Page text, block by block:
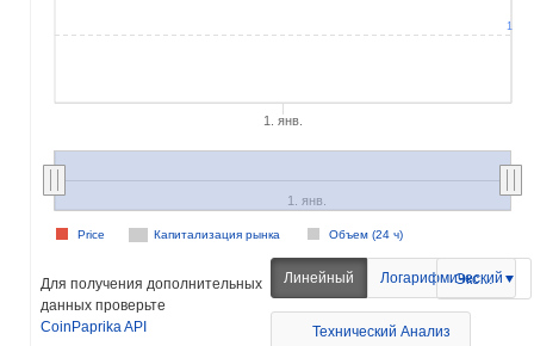
1. янв.
Капитализация рынка Объем (24 ч)
Price
1. янв.
1
Для получения дополнительных
данных проверьте
CoinPaprika API
Линейный Логарифмический
Экспорт
Технический Анализ